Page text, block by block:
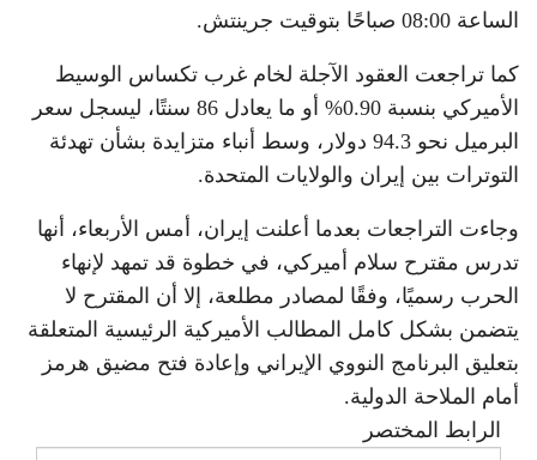
الساعة 08:00 صباحًا بتوقيت جرينتش.
كما تراجعت العقود الآجلة لخام غرب تكساس الوسيط
الأميركي بنسبة 0.90% أو ما يعادل 86 سنتًا، ليسجل سعر
البرميل نحو 94.3 دولار، وسط أنباء متزايدة بشأن تهدئة
التوترات بين إيران والولايات المتحدة.
وجاءت التراجعات بعدما أعلنت إيران، أمس الأربعاء، أنها
تدرس مقترح سلام أميركي، في خطوة قد تمهد لإنهاء
الحرب رسميًا، وفقًا لمصادر مطلعة، إلا أن المقترح لا
يتضمن بشكل كامل المطالب الأميركية الرئيسية المتعلقة
بتعليق البرنامج النووي الإيراني وإعادة فتح مضيق هرمز
أمام الملاحة الدولية.
الرابط المختصر